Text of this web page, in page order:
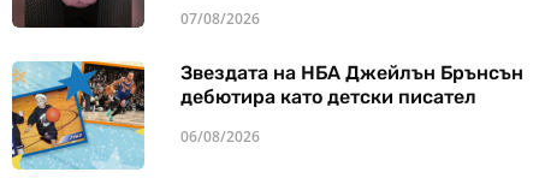
07/08/2026
Звездата на НБА Джейлън Брънсън
дебютира като детски писател
06/08/2026